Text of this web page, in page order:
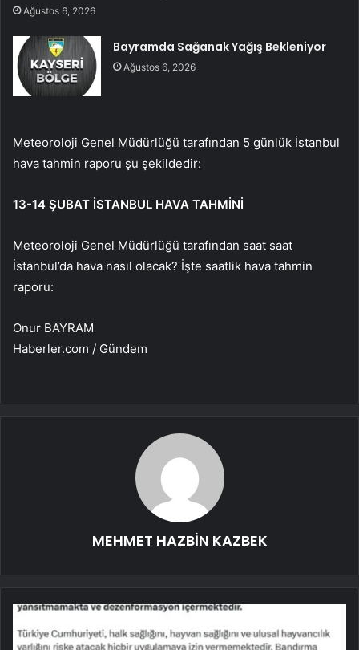
Ağustos 6, 2026
Bayramda Sağanak Yağış Bekleniyor
Ağustos 6, 2026
Meteoroloji Genel Müdürlüğü tarafından 5 günlük İstanbul
hava tahmin raporu şu şekildedir:
13-14 ŞUBAT İSTANBUL HAVA TAHMİNİ
Meteoroloji Genel Müdürlüğü tarafından saat saat
İstanbul’da hava nasıl olacak? İşte saatlik hava tahmin
raporu:
Onur BAYRAM
Haberler.com / Gündem
MEHMET HAZBİN KAZBEK